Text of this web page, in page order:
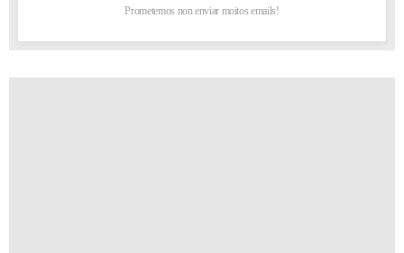
Prometemos non enviar moitos emails!